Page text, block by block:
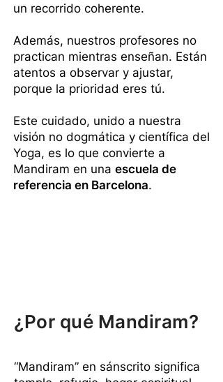
un recorrido coherente.
Además, nuestros profesores no
practican mientras enseñan. Están
atentos a observar y ajustar,
porque la prioridad eres tú.
Este cuidado, unido a nuestra
visión no dogmática y científica del
Yoga, es lo que convierte a
Mandiram en una escuela de
referencia en Barcelona.
¿Por qué Mandiram?
“Mandiram” en sánscrito significa